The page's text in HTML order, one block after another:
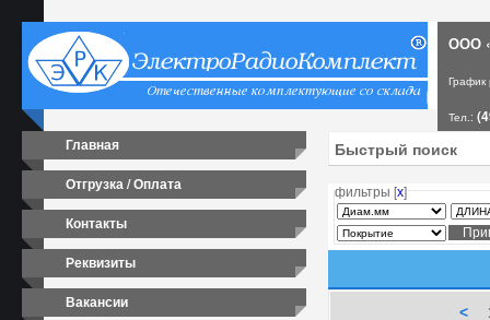
ООО
Тел.:
Главная
Отгрузка / Оплата
Контакты
Реквизиты
Вакансии
фильтры [х]
<